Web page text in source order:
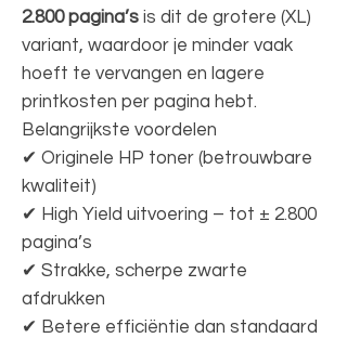
2.800 pagina’s is dit de grotere (XL)
variant, waardoor je minder vaak
hoeft te vervangen en lagere
printkosten per pagina hebt.
Belangrijkste voordelen
✔ Originele HP toner (betrouwbare
kwaliteit)
✔ High Yield uitvoering – tot ± 2.800
pagina’s
✔ Strakke, scherpe zwarte
afdrukken
✔ Betere efficiëntie dan standaard